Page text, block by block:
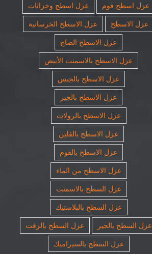
عزل اسطح فوم
عزل اسطح وخزانات
عزل الاسطح
عزل الاسطح الخرسانية
عزل الاسطح الصاج
عزل الاسطح بالاسمنت الأبيض
عزل الاسطح بالجبس
عزل الاسطح بالجير
عزل الاسطح بالرولات
عزل الاسطح بالفلين
عزل الاسطح بالفوم
عزل الاسطح من الماء
عزل السطح بالاسمنت
عزل السطح بالبلاستيك
عزل السطح بالجير
عزل السطح بالزفت
عزل السطح بالسيراميك